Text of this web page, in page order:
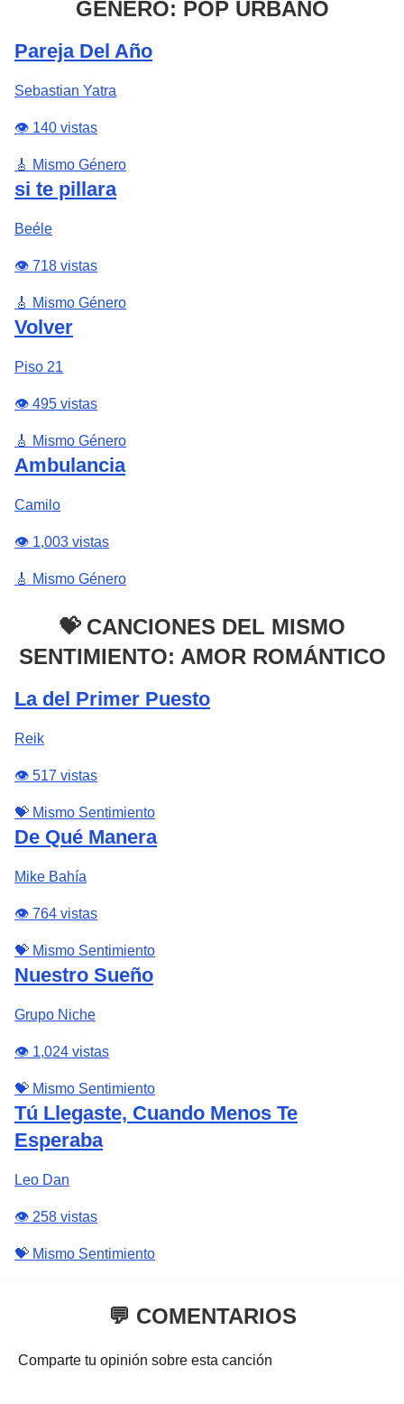
GÉNERO: POP URBANO
Pareja Del Año
Sebastian Yatra
👁️ 140 vistas
🎸 Mismo Género
si te pillara
Beéle
👁️ 718 vistas
🎸 Mismo Género
Volver
Piso 21
👁️ 495 vistas
🎸 Mismo Género
Ambulancia
Camilo
👁️ 1,003 vistas
🎸 Mismo Género
💝 CANCIONES DEL MISMO
SENTIMIENTO: AMOR ROMÁNTICO
La del Primer Puesto
Reik
👁️ 517 vistas
💝 Mismo Sentimiento
De Qué Manera
Mike Bahía
👁️ 764 vistas
💝 Mismo Sentimiento
Nuestro Sueño
Grupo Niche
👁️ 1,024 vistas
💝 Mismo Sentimiento
Tú Llegaste, Cuando Menos Te
Esperaba
Leo Dan
👁️ 258 vistas
💝 Mismo Sentimiento
💬 COMENTARIOS
Comparte tu opinión sobre esta canción